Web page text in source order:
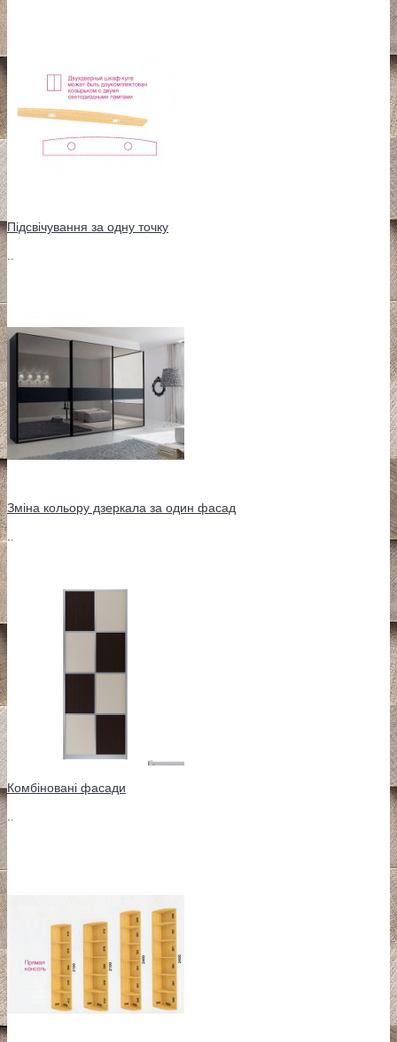
Підсвічування за одну точку
..
Зміна кольору дзеркала за один фасад
Комбіновані фасади
..